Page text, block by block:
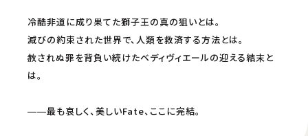
冷酷非道に成り果てた獅子王の真の狙いとは。
滅びの約束された世界で、人類を救済する方法とは。
赦されぬ罪を背負い続けたベディヴィエールの迎える結末と
は。
――最も哀しく、美しいFate、ここに完結。